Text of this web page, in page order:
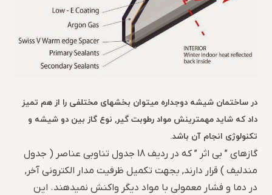
در ساختمان شیشه دوجداره میتوان بخشهای مختلفی را از هم تمیز
داد که شاید مهمترینش مواد رطوبت گیر, نوع گاز بین دو شیشه و
تکنولوژی انجام آن باشد.
گازهای ” بی اثر ” که در ردیف 18 جدول تناوبی عناصر ( جدول
مندلیف ) قرار دارند, بجهت تکمیل ظرفیت مدار الکترونی آخر,
در دما و فشار معمولی با مواد دیگر واکنش نمیدهند. این